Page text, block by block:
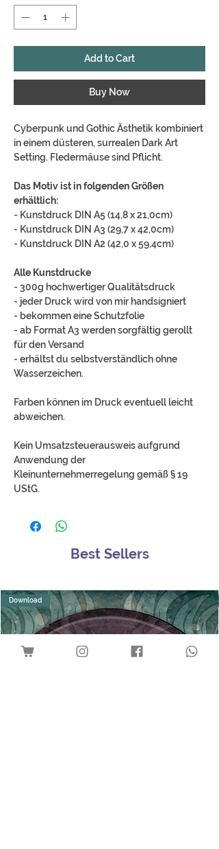
Add to Cart
Buy Now
Cyberpunk und Gothic Ästhetik kombiniert
in einem düsteren, surrealen Dark Art
Setting. Fledermäuse sind Pflicht.
Das Motiv ist in folgenden Größen
erhältlich:
- Kunstdruck DIN A5 (14,8 x 21,0cm)
- Kunstdruck DIN A3 (29,7 x 42,0cm)
- Kunstdruck DIN A2 (42,0 x 59,4cm)
Alle Kunstdrucke
- 300g hochwertiger Qualitätsdruck
- jeder Druck wird von mir handsigniert
- bekommen eine Schutzfolie
- ab Format A3 werden sorgfältig gerollt
für den Versand
- erhältst du selbstverständlich ohne
Wasserzeichen.
Farben können im Druck eventuell leicht
abweichen.
Kein Umsatzsteuerausweis aufgrund
Anwendung der
Kleinunternehmerregelung gemäß § 19
UStG.
Best Sellers
Download